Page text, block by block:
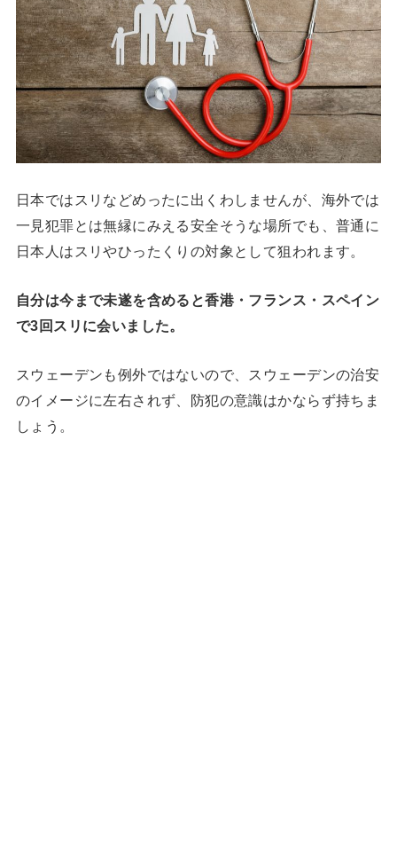
日本ではスリなどめったに出くわしませんが、海外では
一見犯罪とは無縁にみえる安全そうな場所でも、普通に
日本人はスリやひったくりの対象として狙われます。
自分は今まで未遂を含めると香港・フランス・スペイン
で3回スリに会いました。
スウェーデンも例外ではないので、スウェーデンの治安
のイメージに左右されず、防犯の意識はかならず持ちま
しょう。